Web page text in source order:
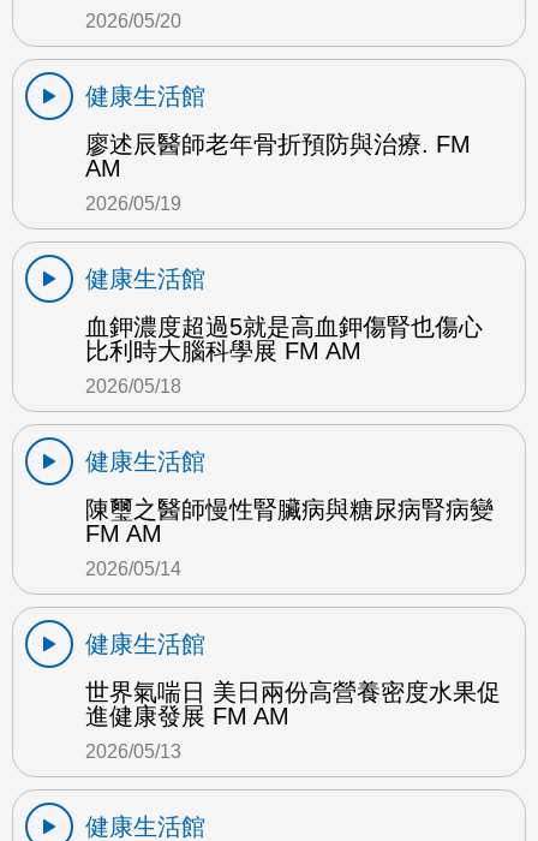
2026/05/20
健康生活館
廖述辰醫師老年骨折預防與治療. FM
AM
2026/05/19
健康生活館
血鉀濃度超過5就是高血鉀傷腎也傷心
比利時大腦科學展 FM AM
2026/05/18
健康生活館
陳璽之醫師慢性腎臟病與糖尿病腎病變
FM AM
2026/05/14
健康生活館
世界氣喘日 美日兩份高營養密度水果促
進健康發展 FM AM
2026/05/13
健康生活館